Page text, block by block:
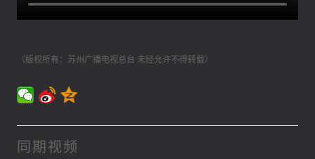
（版权所有：苏州广播电视总台 未经允许不得转载）
同期视频